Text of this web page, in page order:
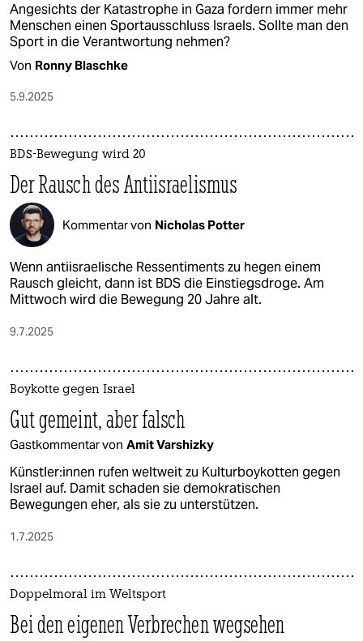
Angesichts der Katastrophe in Gaza fordern immer mehr
Menschen einen Sportausschluss Israels. Sollte man den
Sport in die Verantwortung nehmen?
Von Ronny Blaschke
5.9.2025
BDS-Bewegung wird 20
Der Rausch des Antiisraelismus
Kommentar von Nicholas Potter
Wenn antiisraelische Ressentiments zu hegen einem
Rausch gleicht, dann ist BDS die Einstiegsdroge. Am
Mittwoch wird die Bewegung 20 Jahre alt.
9.7.2025
Boykotte gegen Israel
Gut gemeint, aber falsch
Gastkommentar von Amit Varshizky
Künst­le­r:in­nen rufen weltweit zu Kulturboykotten gegen
Israel auf. Damit schaden sie demokratischen
Bewegungen eher, als sie zu unterstützen.
1.7.2025
Doppelmoral im Weltsport
Bei den eigenen Verbrechen wegsehen